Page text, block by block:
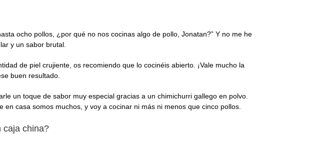
ocho pollos, ¿por qué no nos cocinas algo de pollo, Jonatan?” Y no me he
y un sabor brutal.
de piel crujiente, os recomiendo que lo cocinéis abierto. ¡Vale mucho la
buen resultado.
un toque de sabor muy especial gracias a un chimichurri gallego en polvo.
casa somos muchos, y voy a cocinar ni más ni menos que cinco pollos.
caja china?